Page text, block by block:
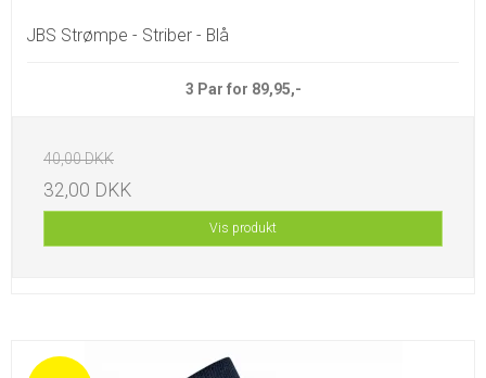
JBS Strømpe - Striber - Blå
3 Par for 89,95,-
40,00 DKK
32,00 DKK
Vis produkt